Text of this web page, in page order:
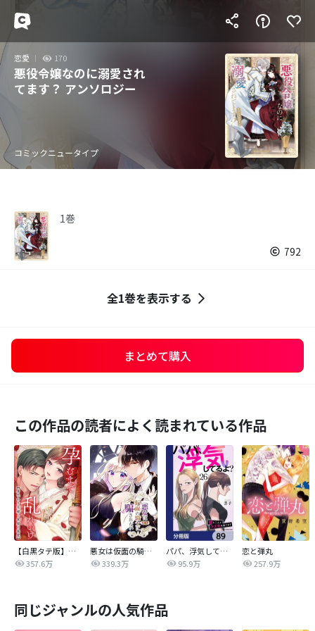
恋愛 170
悪役令嬢なのに溺愛され
てます？ アンソロジー
コミックニュータイプ
1巻
792
全1巻を表示する
まとめて購入
この作品の読者によく読まれている作品
【白黒タテ版】孕むまで乱れいけ～身代わり花嫁と軍服の猛愛
357.6万
悪女は仮面の騎士に騙されない
339.3万
パパ、浮気してるよ？娘と二人でクズ夫を捨てます【分冊版】
95.9万
恋と弾丸
257.9万
同じジャンルの人気作品